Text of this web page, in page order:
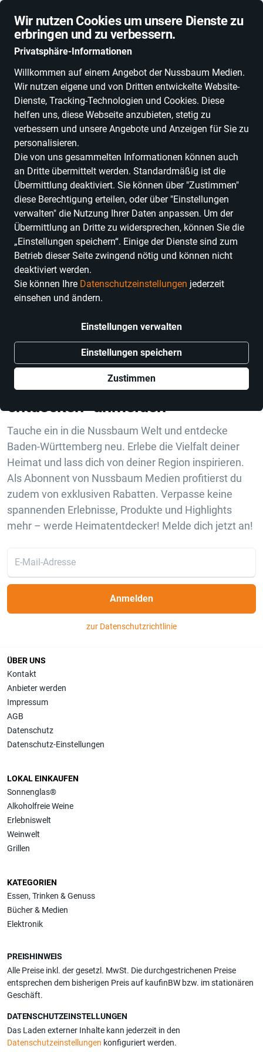
Wir nutzen Cookies um unsere Dienste zu
erbringen und zu verbessern.
Privatsphäre-Informationen
Willkommen auf einem Angebot der Nussbaum Medien.
Wir nutzen eigene und von Dritten entwickelte Website-
Dienste, Tracking-Technologien und Cookies. Diese
helfen uns, diese Webseite anzubieten, stetig zu
verbessern und unsere Angebote und Anzeigen für Sie zu
personalisieren.
Die von uns gesammelten Informationen können auch
an Dritte übermittelt werden. Standardmäßig ist die
Übermittlung deaktiviert. Sie können über "Zustimmen"
diese Berechtigung erteilen, oder über "Einstellungen
verwalten" die Nutzung Ihrer Daten anpassen. Um der
Übermittlung an Dritte zu widersprechen, können Sie die
„Einstellungen speichern“. Einige der Dienste sind zum
Betrieb dieser Seite zwingend nötig und können nicht
deaktiviert werden.
Sie können Ihre Datenschutzeinstellungen jederzeit
einsehen und ändern.
Einstellungen verwalten
Einstellungen speichern
Zustimmen
ALLE KATEGORIEN NEUHEITEN DEALS ESSEN, TRINKEN &
VIENTO
Alle Produkte
ALLE FILTER
Suchergebnisse gefunden werden.
Jetzt zum Newsletter „Heimat
entdecken“ anmelden
Tauche ein in die Nussbaum Welt und entdecke
Baden-Württemberg neu. Erlebe die Vielfalt deiner
Heimat und lass dich von deiner Region inspirieren.
Als Abonnent von Nussbaum Medien profitierst du
zudem von exklusiven Rabatten. Verpasse keine
spannenden Erlebnisse, Produkte und Highlights
mehr – werde Heimatentdecker! Melde dich jetzt an!
Anmelden
zur Datenschutzrichtlinie
ÜBER UNS
Kontakt
Anbieter werden
Impressum
AGB
Datenschutz
Datenschutz-Einstellungen
LOKAL EINKAUFEN
Sonnenglas®
Alkoholfreie Weine
Erlebniswelt
Weinwelt
Grillen
KATEGORIEN
Essen, Trinken & Genuss
Bücher & Medien
Elektronik
PREISHINWEIS
Alle Preise inkl. der gesetzl. MwSt. Die durchgestrichenen Preise
entsprechen dem bisherigen Preis auf kaufinBW bzw. im stationären
Geschäft.
DATENSCHUTZEINSTELLUNGEN
Das Laden externer Inhalte kann jederzeit in den
Datenschutzeinstellungen konfiguriert werden.